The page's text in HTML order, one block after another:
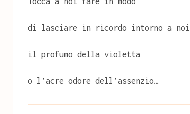
di lasciare in ricordo intorno a noi
il profumo della violetta
o l’acre odore dell’assenzio…